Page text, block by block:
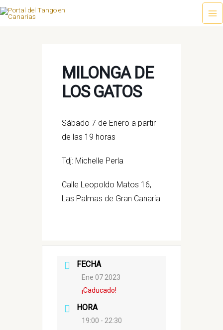
Ir
MILONGA DE
LOS GATOS
Sábado 7 de Enero a partir
de las 19 horas
Tdj: Michelle Perla
Calle Leopoldo Matos 16,
Las Palmas de Gran Canaria
FECHA
Ene 07 2023
¡Caducado!
HORA
19:00 - 22:30